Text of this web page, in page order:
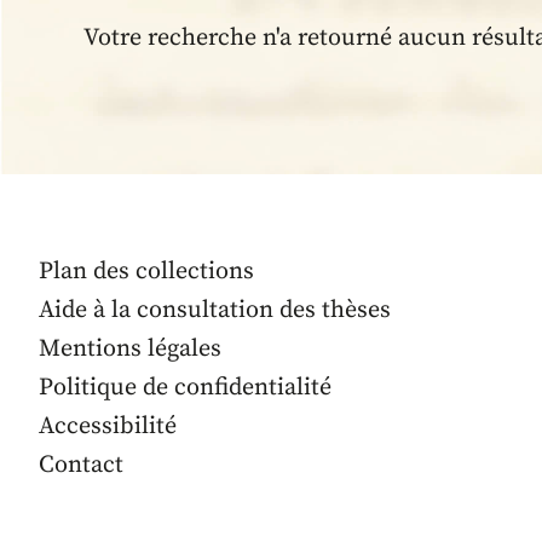
Votre recherche n'a retourné aucun
Plan des collections
Aide à la consultation des thèses
Mentions légales
Politique de confidentialité
Accessibilité
Contact